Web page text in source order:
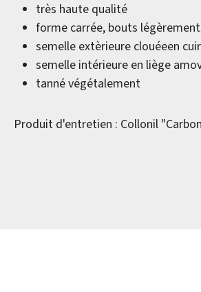
très haute qualité
forme carrée, bouts
semelle extèrieure clouéeen
semelle intérieure en liège
tanné végétalement
Produit d'entretien : Collonil